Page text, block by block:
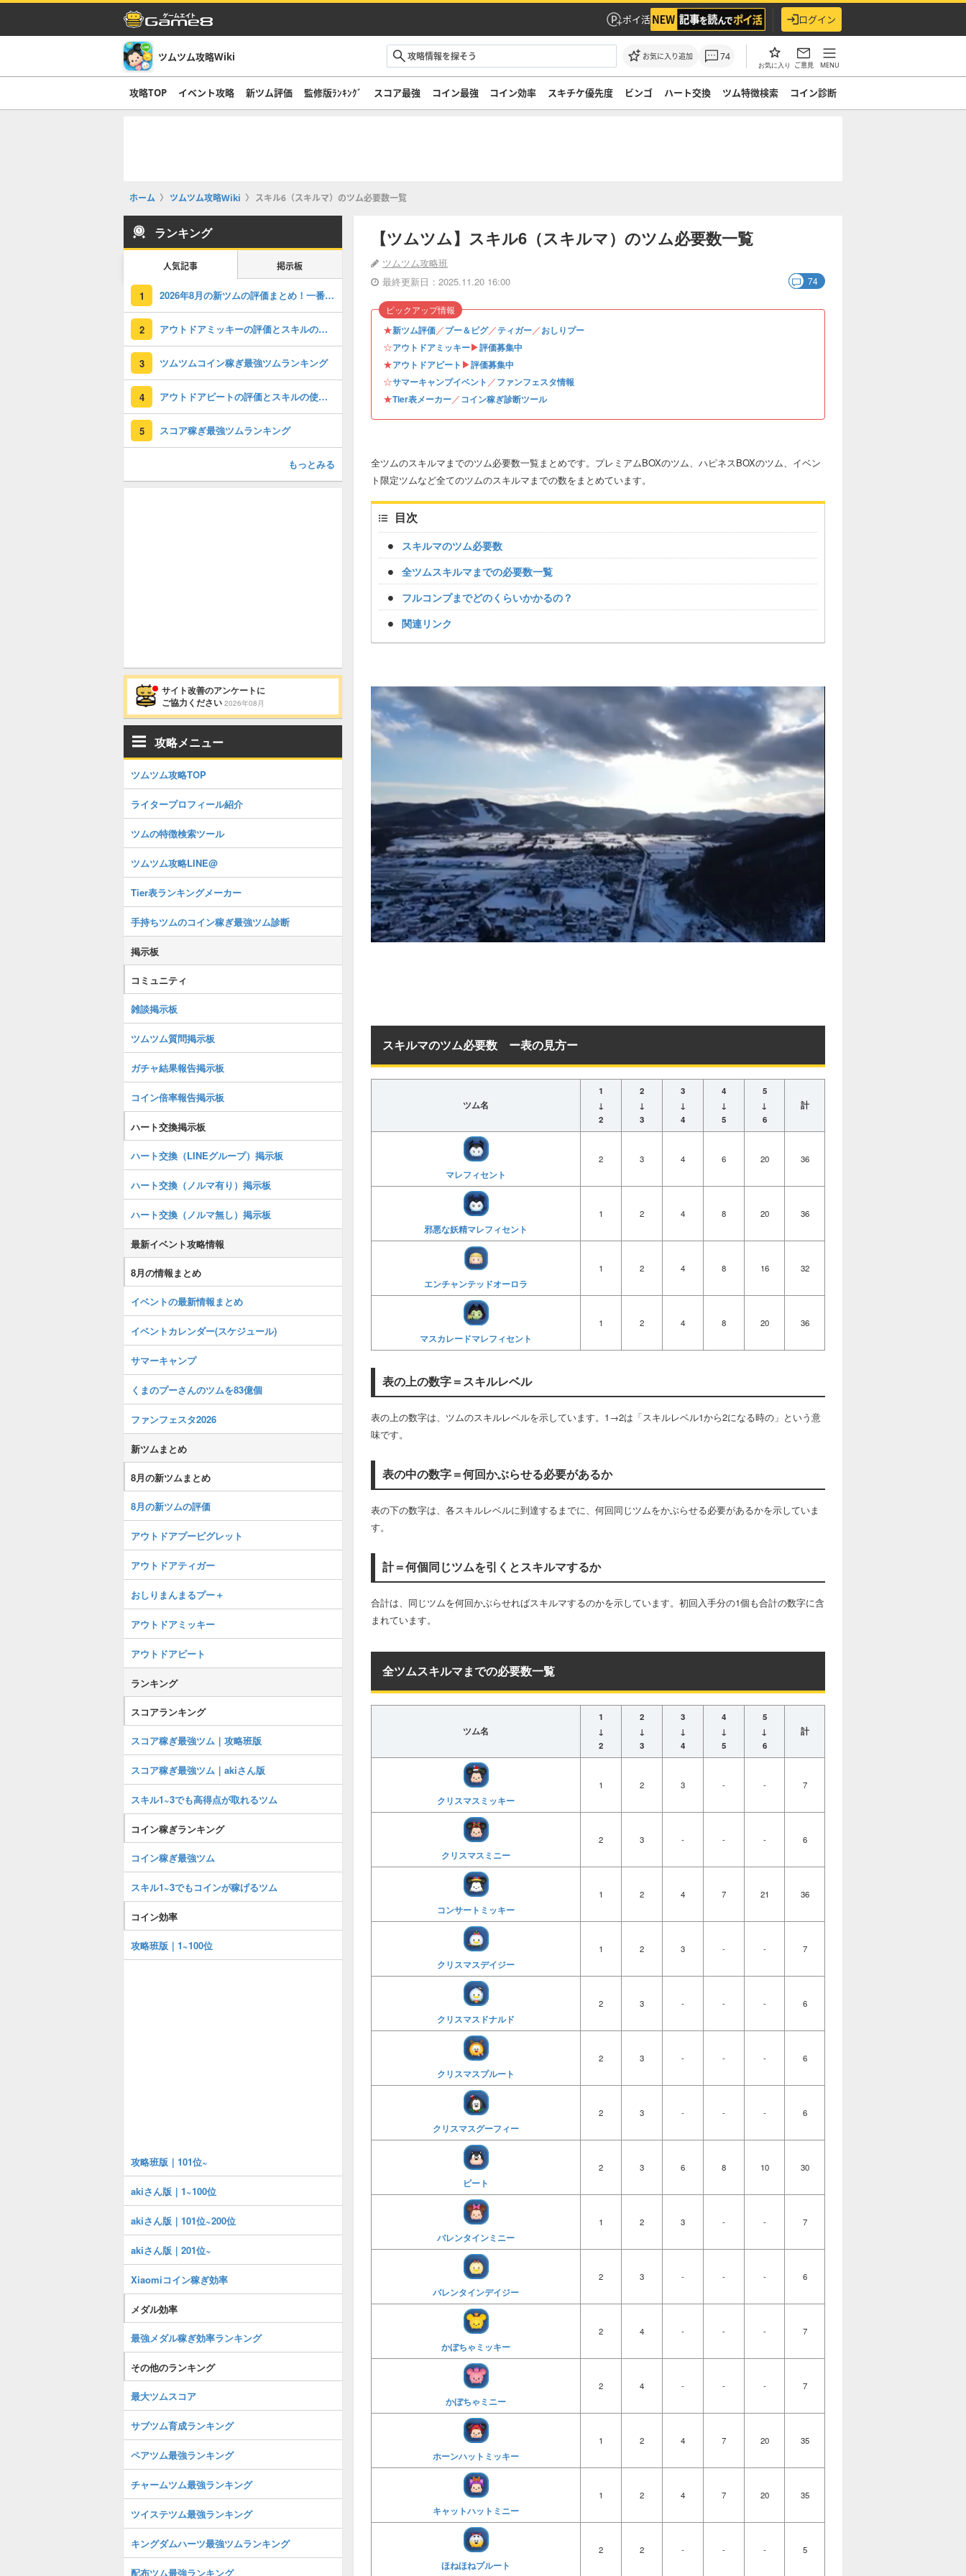
ポイ活 ログイン
ツムツム攻略Wiki お気に入り追加 74
お気に入り ご意見 MENU
攻略TOP イベント攻略 新ツム評価 監修版ﾗﾝｷﾝｸﾞ スコア最強 コイン最強 コイン効率 スキチケ優先度 ビンゴ ハート交換 ツム特徴検索 コイン診断
ホーム ツムツム攻略Wiki スキル6（スキルマ）のツム必要数一覧
【ツムツム】スキル6（スキルマ）のツム必要数一覧
ツムツム攻略班
最終更新日：2025.11.20 16:00
74
★新ツム評価／プー＆ピグ／ティガー／おしりプー
☆アウトドアミッキー▶︎評価募集中
★アウトドアピート ▶︎評価募集中
☆サマーキャンプイベント ／ファンフェスタ情報
★Tier表メーカー／コイン稼ぎ診断ツール
ピックアップ情報
全ツムのスキルマまでのツム必要数一覧まとめです。プレミアムBOXのツム、ハピネスBOXのツム、イベン
ト限定ツムなど全てのツムのスキルマまでの数をまとめています。
目次
スキルマのツム必要数
全ツムスキルマまでの必要数一覧
フルコンプまでどのくらいかかるの？
関連リンク
スキルマのツム必要数 ー表の見方ー
ツム名
1
↓
2
2
↓
3
3
↓
4
4
↓
5
5
↓
6
計
マレフィセント
2 3 4 6 20 36
邪悪な妖精マレフィセント
1 2 4 8 20 36
エンチャンテッドオーロラ
1 2 4 8 16 32
マスカレードマレフィセント
1 2 4 8 20 36
表の上の数字＝スキルレベル
表の上の数字は、ツムのスキルレベルを示しています。1→2は「スキルレベル1から2になる時の」という意
味です。
表の中の数字＝何回かぶらせる必要があるか
表の下の数字は、各スキルレベルに到達するまでに、何回同じツムをかぶらせる必要があるかを示していま
す。
計＝何個同じツムを引くとスキルマするか
合計は、同じツムを何回かぶらせればスキルマするのかを示しています。初回入手分の1個も合計の数字に含
まれています。
全ツムスキルマまでの必要数一覧
ツム名
1
↓
2
2
↓
3
3
↓
4
4
↓
5
5
↓
6
計
クリスマスミッキー
1 2 3 - - 7
クリスマスミニー
2 3 - - - 6
コンサートミッキー
1 2 4 7 21 36
クリスマスデイジー
1 2 3 - - 7
クリスマスドナルド
2 3 - - - 6
クリスマスプルート
2 3 - - - 6
クリスマスグーフィー
2 3 - - - 6
ピート
2 3 6 8 10 30
バレンタインミニー
1 2 3 - - 7
バレンタインデイジー
2 3 - - - 6
かぼちゃミッキー
2 4 - - - 7
かぼちゃミニー
2 4 - - - 7
ホーンハットミッキー
1 2 4 7 20 35
キャットハットミニー
1 2 4 7 20 35
ほねほねプルート
2 2 - - - 5
ランキング
人気記事 掲示板
1 2026年8月の新ツムの評価まとめ！一番強いツムは？
2 アウトドアミッキーの評価とスキルの使い方
3 ツムツムコイン稼ぎ最強ツムランキング
4 アウトドアピートの評価とスキルの使い方
5 スコア稼ぎ最強ツムランキング
もっとみる
サイト改善のアンケートに
ご協力ください 2026年08月
攻略メニュー
ツムツム攻略TOP
ライタープロフィール紹介
ツムの特徴検索ツール
ツムツム攻略LINE@
Tier表ランキングメーカー
手持ちツムのコイン稼ぎ最強ツム診断
掲示板
コミュニティ
雑談掲示板
ツムツム質問掲示板
ガチャ結果報告掲示板
コイン倍率報告掲示板
ハート交換掲示板
ハート交換（LINEグループ）掲示板
ハート交換（ノルマ有り）掲示板
ハート交換（ノルマ無し）掲示板
最新イベント攻略情報
8月の情報まとめ
イベントの最新情報まとめ
イベントカレンダー(スケジュール)
サマーキャンプ
くまのプーさんのツムを83億個
ファンフェスタ2026
新ツムまとめ
8月の新ツムまとめ
8月の新ツムの評価
アウトドアプーピグレット
アウトドアティガー
おしりまんまるプー＋
アウトドアミッキー
アウトドアピート
ランキング
スコアランキング
スコア稼ぎ最強ツム｜攻略班版
スコア稼ぎ最強ツム｜akiさん版
スキル1~3でも高得点が取れるツム
コイン稼ぎランキング
コイン稼ぎ最強ツム
スキル1~3でもコインが稼げるツム
コイン効率
攻略班版｜1~100位
攻略班版｜101位~
akiさん版｜1~100位
akiさん版｜101位~200位
akiさん版｜201位~
Xiaomiコイン稼ぎ効率
メダル効率
最強メダル稼ぎ効率ランキング
その他のランキング
最大ツムスコア
サブツム育成ランキング
ペアツム最強ランキング
チャームツム最強ランキング
ツイステツム最強ランキング
キングダムハーツ最強ツムランキング
配布ツム最強ランキング